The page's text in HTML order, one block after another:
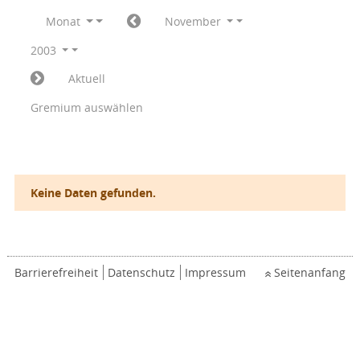
Monat
November
2003
Aktuell
Gremium auswählen
Keine Daten gefunden.
Barrierefreiheit Datenschutz Impressum Seitenanfang